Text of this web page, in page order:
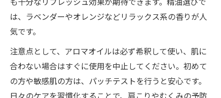
は、ラベンダーやオレンジなどリラックス系の香りが人
気です。
注意点として、アロマオイルは必ず希釈して使い、肌に
合わない場合はすぐに使用を中止してください。初めて
の方や敏感肌の方は、パッチテストを行うと安心です。
日々のケアを習慣化することで、肩こりやむくみの予防